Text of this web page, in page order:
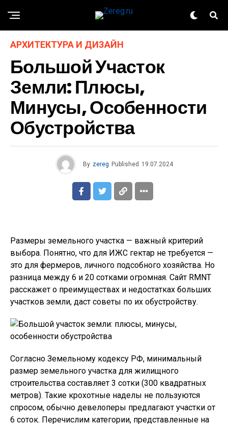
АРХИТЕКТУРА И ДИЗАЙН
Большой Участок
Земли: Плюсы,
Минусы, Особенности
Обустройства
By zereg Published 19.07.2024
Размеры земельного участка — важный критерий
выбора. Понятно, что для ИЖС гектар не требуется —
это для фермеров, личного подсобного хозяйства. Но
разница между 6 и 20 сотками огромная. Сайт RMNT
расскажет о преимуществах и недостатках больших
участков земли, даст советы по их обустройству.
Согласно Земельному кодексу РФ, минимальный
размер земельного участка для жилищного
строительства составляет 3 сотки (300 квадратных
метров). Такие крохотные наделы не пользуются
спросом, обычно девелоперы предлагают участки от
6 соток. Перечислим категории, представленные на